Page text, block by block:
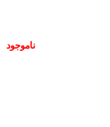
ناموجود